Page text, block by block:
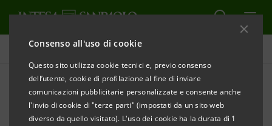
Consenso all'uso di cookie
Questo sito utilizza cookie tecnici e, previo consenso
dell’utente, cookie di profilazione al fine di inviare
comunicazioni pubblicitarie personalizzate e consente anche
l'invio di cookie di "terze parti" (impostati da un sito web
diverso da quello visitato). L'uso dei cookie ha la durata di 1
Tutti gli eventi sostenuti dalla banca
SPORT